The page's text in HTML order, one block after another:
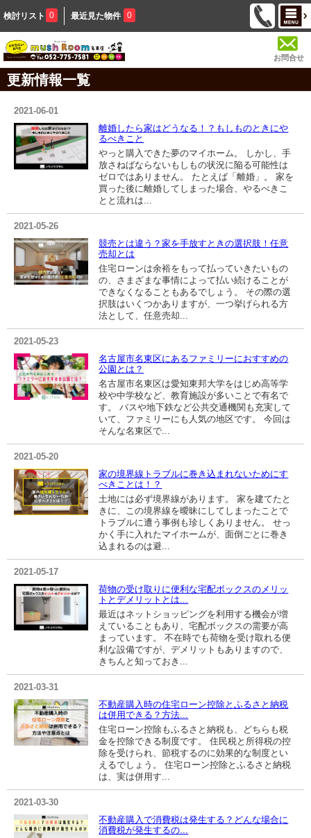
検討リスト 0 最近見た物件 0
お問合せ
更新情報一覧
2021-06-01
離婚したら家はどうなる！？もしものときにや
るべきこと
やっと購入できた夢のマイホーム。 しかし、手
放さねばならないもしもの状況に陥る可能性は
ゼロではありません。 たとえば「離婚」。 家を
買った後に離婚してしまった場合、やるべきこ
とと流れは...
2021-05-26
競売とは違う？家を手放すときの選択肢！任意
売却とは
住宅ローンは余裕をもって払っていきたいもの
の、さまざまな事情によって払い続けることが
できなくなることもあるでしょう。 その際の選
択肢はいくつかありますが、一つ挙げられる方
法として、任意売却...
2021-05-23
名古屋市名東区にあるファミリーにおすすめの
公園とは？
名古屋市名東区は愛知東邦大学をはじめ高等学
校や中学校など、教育施設が多いことで有名で
す。 バスや地下鉄など公共交通機関も充実して
いて、ファミリーにも人気の地区です。 今回は
そんな名東区で...
2021-05-20
家の境界線トラブルに巻き込まれないためにす
べきことは！？
土地には必ず境界線があります。 家を建てたと
きに、この境界線を曖昧にしてしまったことで
トラブルに遭う事例も珍しくありません。 せっ
かく手に入れたマイホームが、面倒ごとに巻き
込まれるのは避...
2021-05-17
荷物の受け取りに便利な宅配ボックスのメリッ
トとデメリットとは...
最近はネットショッピングを利用する機会が増
えていることもあり、宅配ボックスの需要が高
まっています。 不在時でも荷物を受け取れる便
利な設備ですが、デメリットもありますので、
きちんと知っておき...
2021-03-31
不動産購入時の住宅ローン控除とふるさと納税
は併用できる？方法...
住宅ローン控除もふるさと納税も、どちらも税
金を控除できる制度です。 住民税と所得税の控
除を受けられ、節税するのに効果的な制度とい
えるでしょう。 住宅ローン控除とふるさと納税
は、実は併用す...
2021-03-30
不動産購入で消費税は発生する？どんな場合に
消費税が発生するの...